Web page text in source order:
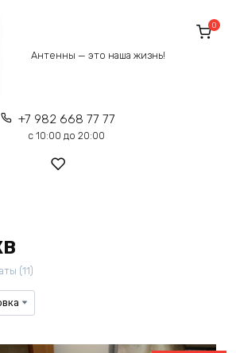
Антенны — это наша жизнь!
+7 982 668 77 77
с 10:00 до 20:00
0
(11)